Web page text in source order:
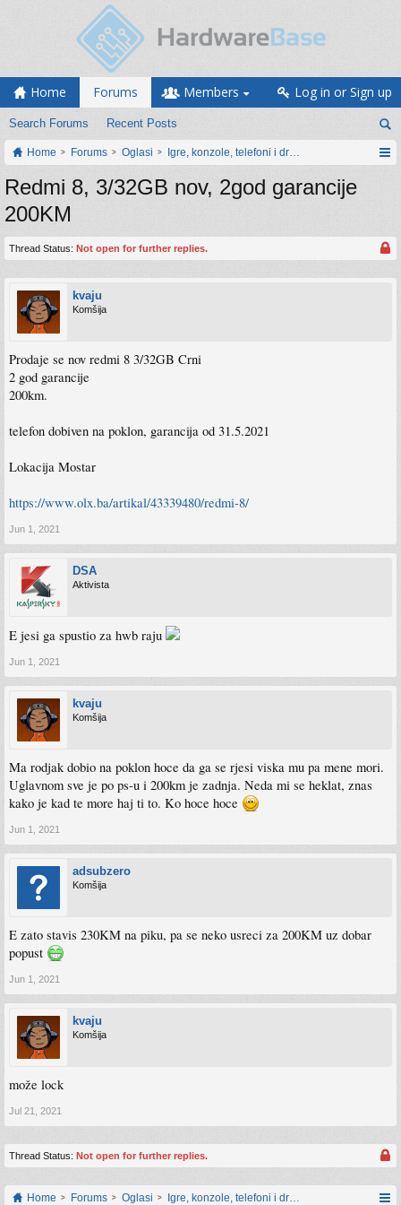
Home Forums
Search Forums Recent Posts
Members Log in or Sign up
Home Forums Oglasi Igre, konzole, telefoni i drugi gadgeti
Redmi 8, 3/32GB nov, 2god garancije
200KM
Thread Status: Not open for further replies.
kvaju
Komšija
Prodaje se nov redmi 8 3/32GB Crni
2 god garancije
200km.
telefon dobiven na poklon, garancija od 31.5.2021
Lokacija Mostar
https://www.olx.ba/artikal/43339480/redmi-8/
Jun 1, 2021
DSA
Aktivista
E jesi ga spustio za hwb raju
Jun 1, 2021
kvaju
Komšija
Ma rodjak dobio na poklon hoce da ga se rjesi viska mu pa mene mori.
Uglavnom sve je po ps-u i 200km je zadnja. Neda mi se heklat, znas
kako je kad te more haj ti to. Ko hoce hoce
Jun 1, 2021
adsubzero
Komšija
E zato stavis 230KM na piku, pa se neko usreci za 200KM uz dobar
popust
Jun 1, 2021
kvaju
Komšija
može lock
Jul 21, 2021
Thread Status: Not open for further replies.
Home Forums Oglasi Igre, konzole, telefoni i drugi gadgeti